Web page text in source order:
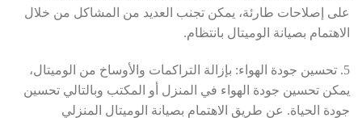
على إصلاحات طارئة، يمكن تجنب العديد من المشاكل من خلال
الاهتمام بصيانة الوميتال بانتظام.
5. تحسين جودة الهواء: بإزالة التراكمات والأوساخ من الوميتال،
يمكن تحسين جودة الهواء في المنزل أو المكتب وبالتالي تحسين
جودة الحياة. عن طريق الاهتمام بصيانة الوميتال المنزلي